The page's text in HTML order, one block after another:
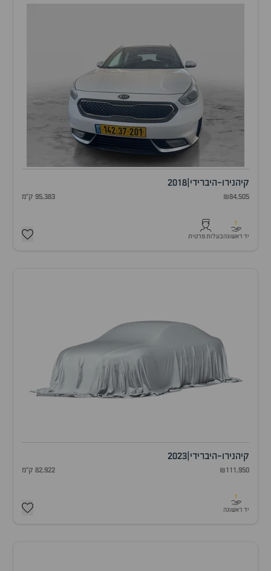
קיהנירו-היברידי 2018
₪84,505 95,383 ק"מ
1
יד ראשונהבעלות פרטית
קיהנירו-היברידי 2023
₪111,950 82,922 ק"מ
1
יד ראשונה